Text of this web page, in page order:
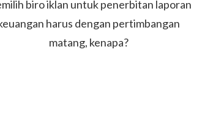
biro iklan untuk penerbitan laporan
harus dengan pertimbangan
matang, kenapa?